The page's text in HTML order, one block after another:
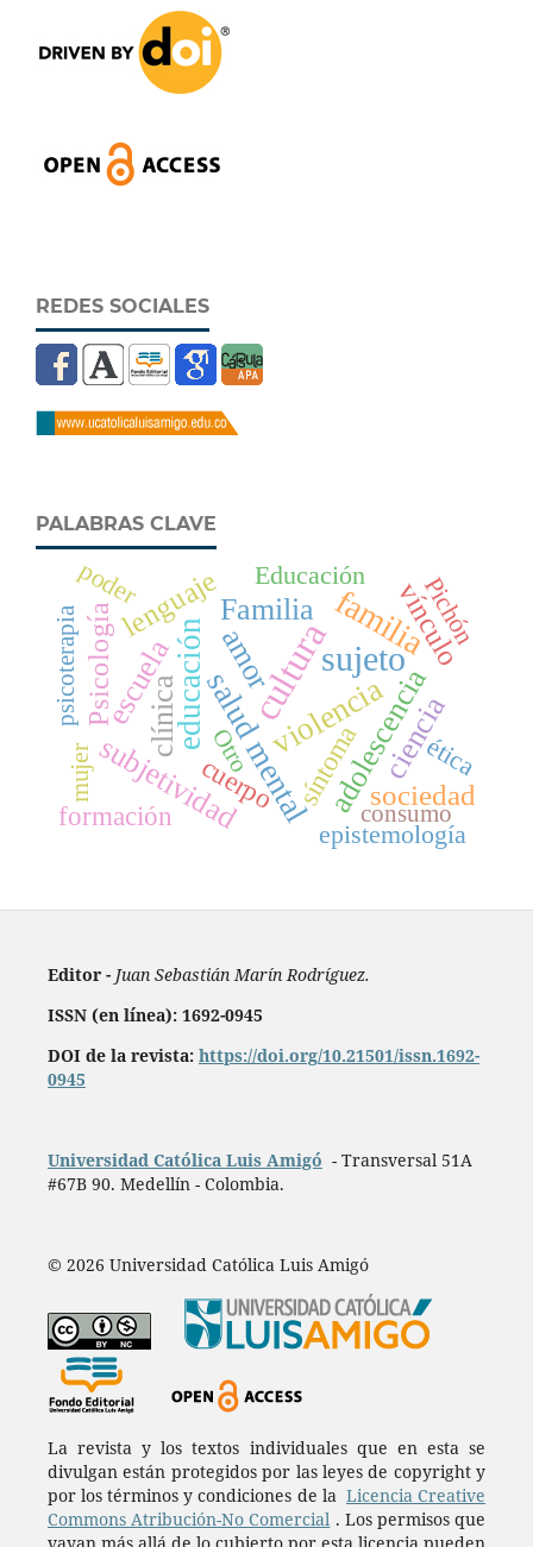
REDES SOCIALES
PALABRAS CLAVE
culturasujeto
familia
salud mental
educación violencia
adolescencia
clínica
amor
subjetividad
escuela
ciencia
Familia
sociedad
lenguaje
Psicología vínculo
síntoma
formación
cuerpo
mujer ética
Pichón
Educación
poder
epistemología
Otro
psicoterapia
consumo
Editor - Juan Sebastián Marín Rodríguez.
ISSN (en línea): 1692-0945
DOI de la revista: https://doi.org/10.21501/issn.1692-
0945
Universidad Católica Luis Amigó - Transversal 51A
#67B 90. Medellín - Colombia.
© 2026 Universidad Católica Luis Amigó
La revista y los textos individuales que en esta se
divulgan están protegidos por las leyes de copyright y
por los términos y condiciones de la Licencia Creative
Commons Atribución-No Comercial . Los permisos que